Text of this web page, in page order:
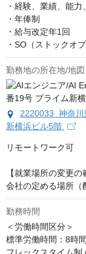
・経験、業績、能
・年俸制
・給与改定年1回
・SO（ストックオ
勤務地の所在地/地図
2220033 神奈川
新横浜ビル5階
リモートワーク可
【就業場所の変更の
会社の定める場所（
勤務時間
＜労働時間区分＞
標準労働時間：8時